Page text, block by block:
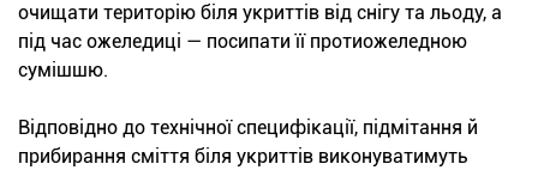
очищати територію біля укриттів від снігу та льоду, а
під час ожеледиці — посипати її протиожеледною
сумішшю.
Відповідно до технічної специфікації, підмітання й
прибирання сміття біля укриттів виконуватимуть